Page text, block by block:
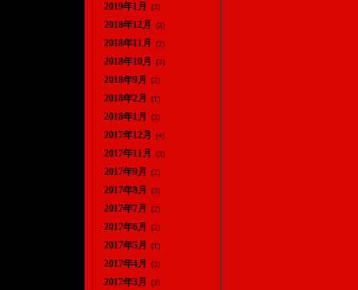
2019年1月 (3)
2018年12月 (3)
2018年11月 (2)
2018年10月 (3)
2018年9月 (2)
2018年2月 (1)
2018年1月 (3)
2017年12月 (4)
2017年11月 (3)
2017年9月 (2)
2017年8月 (3)
2017年7月 (2)
2017年6月 (2)
2017年5月 (1)
2017年4月 (3)
2017年3月 (3)